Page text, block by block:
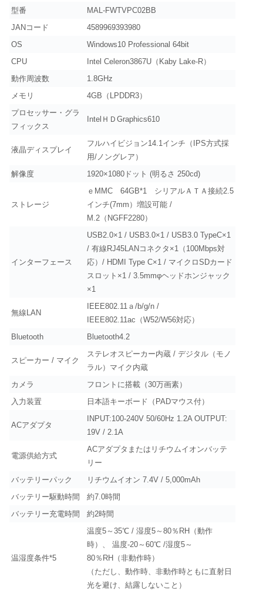
型番
MAL-FWTVPC02BB
JANコード
4589969393980
OS
Windows10 Professional 64bit
CPU
Intel Celeron3867U（Kaby Lake-R）
動作周波数
1.8GHz
メモリ
4GB（LPDDR3）
プロセッサー・グラ
フィックス
IntelＨＤGraphics610
液晶ディスプレイ
フルハイビジョン14.1インチ（IPS方式採
用/ノングレア）
解像度
1920×1080ドット (明るさ 250cd)
ストレージ
ｅMMC 64GB*1 シリアルＡＴＡ接続2.5
インチ(7mm）増設可能 /
M.2（NGFF2280）
インターフェース
USB2.0×1 / USB3.0×1 / USB3.0 TypeC×1
/ 有線RJ45LANコネクタ×1（100Mbps対
応）/ HDMI Type C×1 / マイクロSDカード
スロット×1 / 3.5mmφヘッドホンジャック
×1
無線LAN
IEEE802.11ａ/b/g/n /
IEEE802.11ac（W52/W56対応）
Bluetooth
Bluetooth4.2
スピーカー / マイク
ステレオスピーカー内蔵 / デジタル（モノ
ラル）マイク内蔵
カメラ
フロントに搭載（30万画素）
入力装置
日本語キーボード（PADマウス付）
ACアダプタ
INPUT:100-240V 50/60Hz 1.2A OUTPUT:
19V / 2.1A
電源供給方式
ACアダプタまたはリチウムイオンバッテ
リー
バッテリーパック
リチウムイオン 7.4V / 5,000mAh
バッテリー駆動時間
約7.0時間
バッテリー充電時間
約2時間
温湿度条件*5
温度5～35℃ / 湿度5～80％RH（動作
時）、 温度-20～60℃ /湿度5～
80％RH（非動作時）
（ただし、動作時、非動作時ともに直射日
光を避け、結露しないこと）